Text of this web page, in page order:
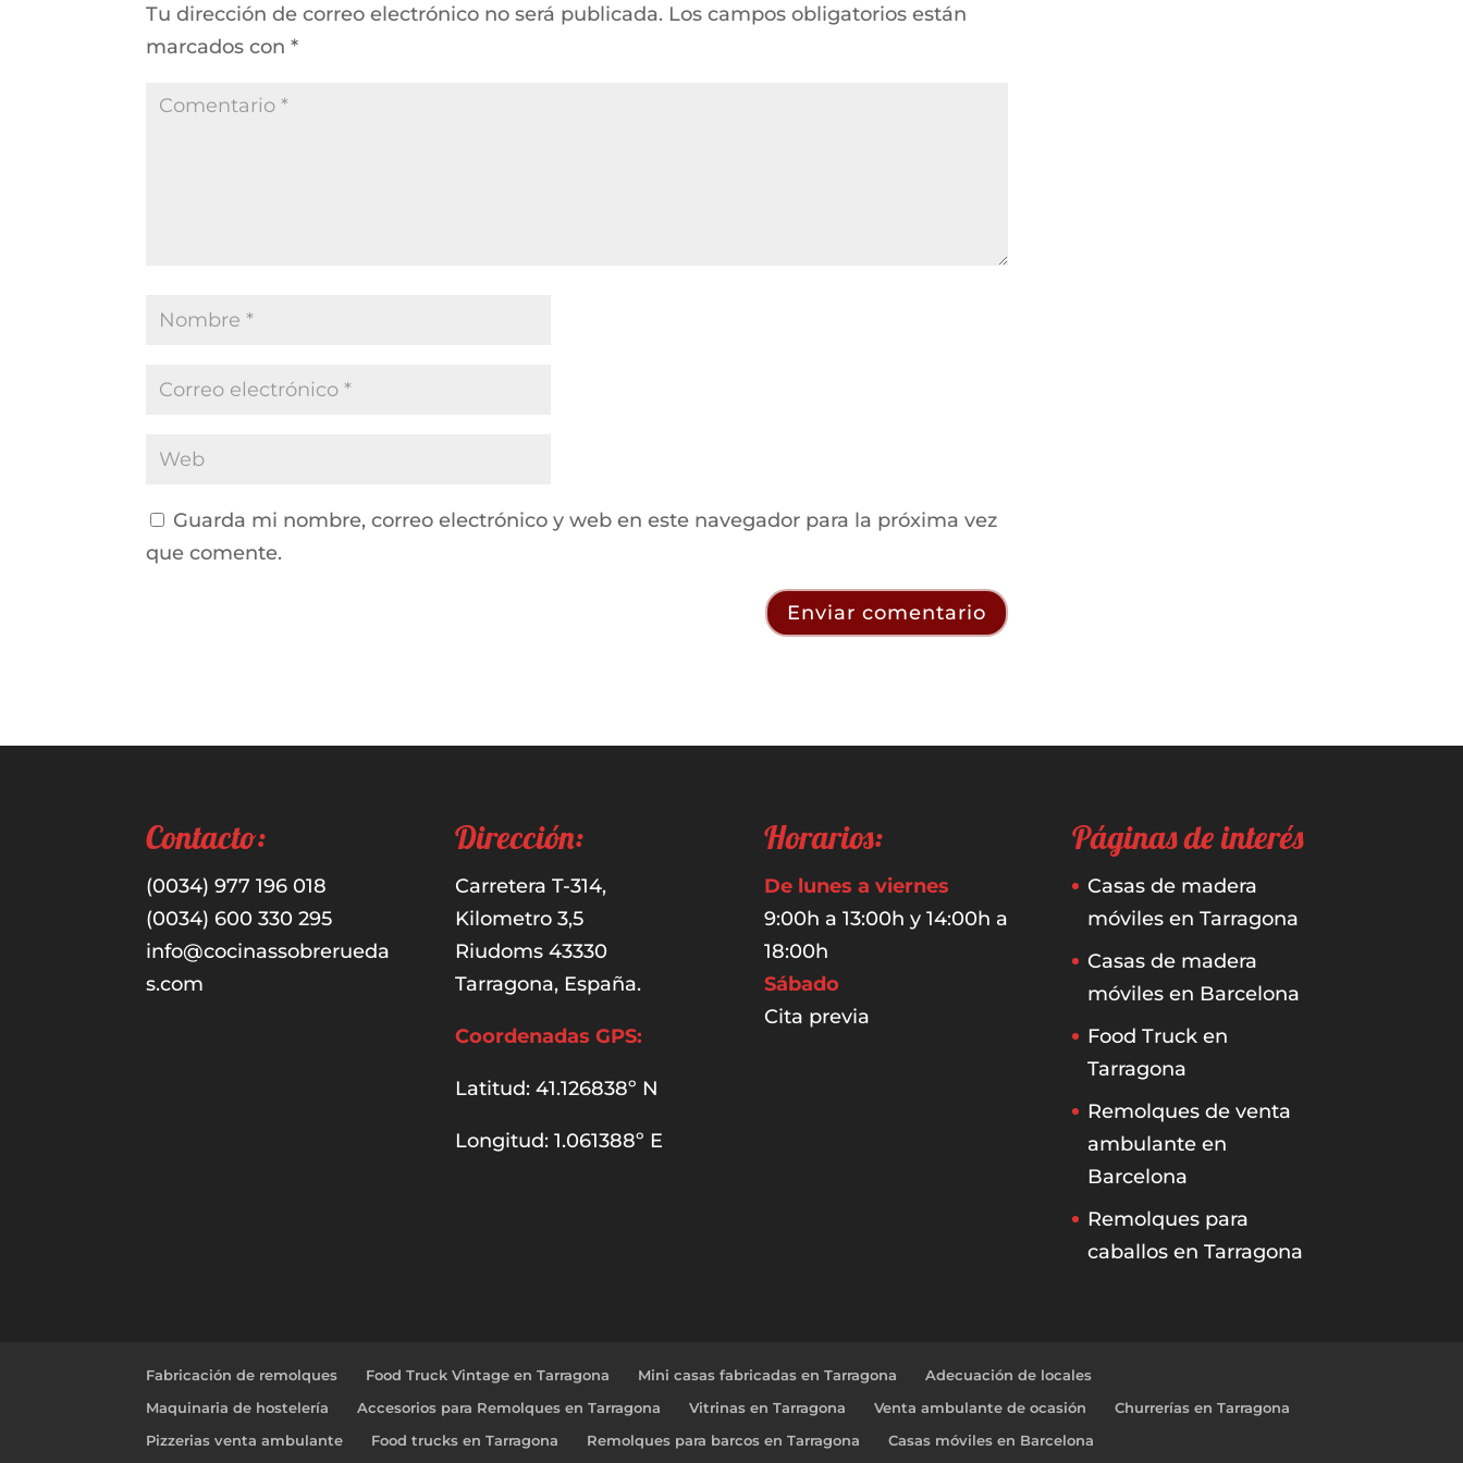
Tu dirección de correo electrónico no será publicada. Los campos obligatorios están
marcados con*
Guarda mi nombre, correo electrónico y web en este navegador para la próxima vez
que comente.
Contacto:
(0034) 977 196 018
(0034) 600 330 295
info@cocinassobrerueda
s.com
Dirección:
Carretera T-314,
Kilometro 3,5
Riudoms 43330
Tarragona, España.
Coordenadas GPS:
Latitud: 41.126838º N
Longitud: 1.061388º E
Horarios:
De lunes a viernes
9:00h a 13:00h y 14:00h a
18:00h
Sábado
Cita previa
Páginas de interés
Casas de madera
móviles en Tarragona
Casas de madera
móviles en Barcelona
Food Truck en
Tarragona
Remolques de venta
ambulante en
Barcelona
Remolques para
caballos en Tarragona
Fabricación de remolques Food Truck Vintage en Tarragona Mini casas fabricadas en Tarragona
Adecuación de locales
Maquinaria de hostelería
Accesorios para Remolques en Tarragona Vitrinas en Tarragona Venta ambulante de ocasión
Churrerías en Tarragona
Pizzerias venta ambulante
Food trucks en Tarragona Remolques para barcos en Tarragona Casas móviles en Barcelona